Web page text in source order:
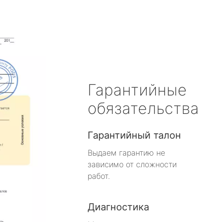
Гарантийные
обязательства
Гарантийный талон
Выдаем гарантию не
зависимо от сложности
работ.
Диагностика